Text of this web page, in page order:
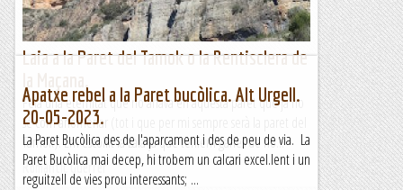
Laia a la Paret del Tamok o la Rentisclera de
Feia una eternitat que no anava en aquesta paret que ja no
sé com anomenar (tot i que per mi sempre serà la paret del
Tamok). Em escollit la Laia ja que teniem ganes de no...
Romàntic Guerrer
Apatxe rebel a la Paret bucòlica. Alt Urgell.
20-05-2023.
La Paret Bucòlica des de l'aparcament i des de peu de via. La
Paret Bucòlica mai decep, hi trobem un calcari excel.lent i un
reguitzell de vies prou interessants; ...